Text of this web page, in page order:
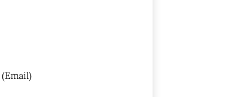
(Email)